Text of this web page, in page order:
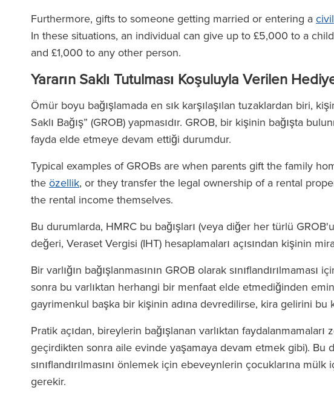
Furthermore, gifts to someone getting married or entering a civil
In these situations, an individual can give up to £5,000 to a
and £1,000 to any other person.
Yararın Saklı Tutulması Koşuluyla Verilen Hediye
Ömür boyu bağışlamada en sık karşılaşılan tuzaklardan biri,
Saklı Bağış” (GROB) yapmasıdır. GROB, bir kişinin bağışta
fayda elde etmeye devam ettiği durumdur.
Typical examples of GROBs are when parents gift the family
the özellik, or they transfer the legal ownership of a rental
the rental income themselves.
Bu durumlarda, HMRC bu bağışları (veya diğer her türlü
değeri, Veraset Vergisi (IHT) hesaplamaları açısından kişinin
Bir varlığın bağışlanmasının GROB olarak sınıflandırılmaması
sonra bu varlıktan herhangi bir menfaat elde etmediğinden
gayrimenkul başka bir kişinin adına devredilirse, kira gelirini bu
Pratik açıdan, bireylerin bağışlanan varlıktan faydalanmamaları
geçirdikten sonra aile evinde yaşamaya devam etmek gibi). Bu
sınıflandırılmasını önlemek için ebeveynlerin çocuklarına
gerekir.